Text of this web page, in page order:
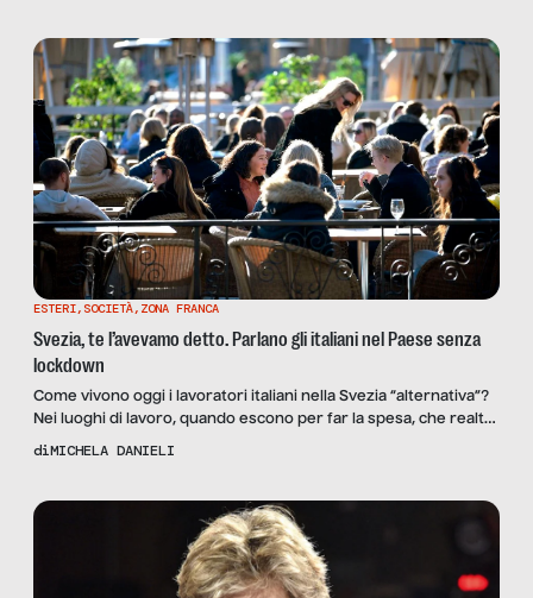
ESTERI, SOCIETÀ, ZONA FRANCA
Svezia, te l’avevamo detto. Parlano gli italiani nel Paese senza
lockdown
Come vivono oggi i lavoratori italiani nella Svezia “alternativa”?
Nei luoghi di lavoro, quando escono per far la spesa, che realtà
si ritrovano? Provengono dal Paese che per primo ha
ferreo e drammatico […]
diMICHELA DANIELI